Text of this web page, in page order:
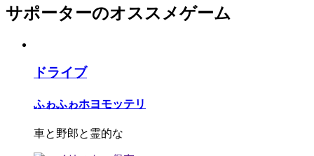
サポーターのオススメゲーム
ドライブ
ふゎふゎホヨモッテリ
車と野郎と霊的な